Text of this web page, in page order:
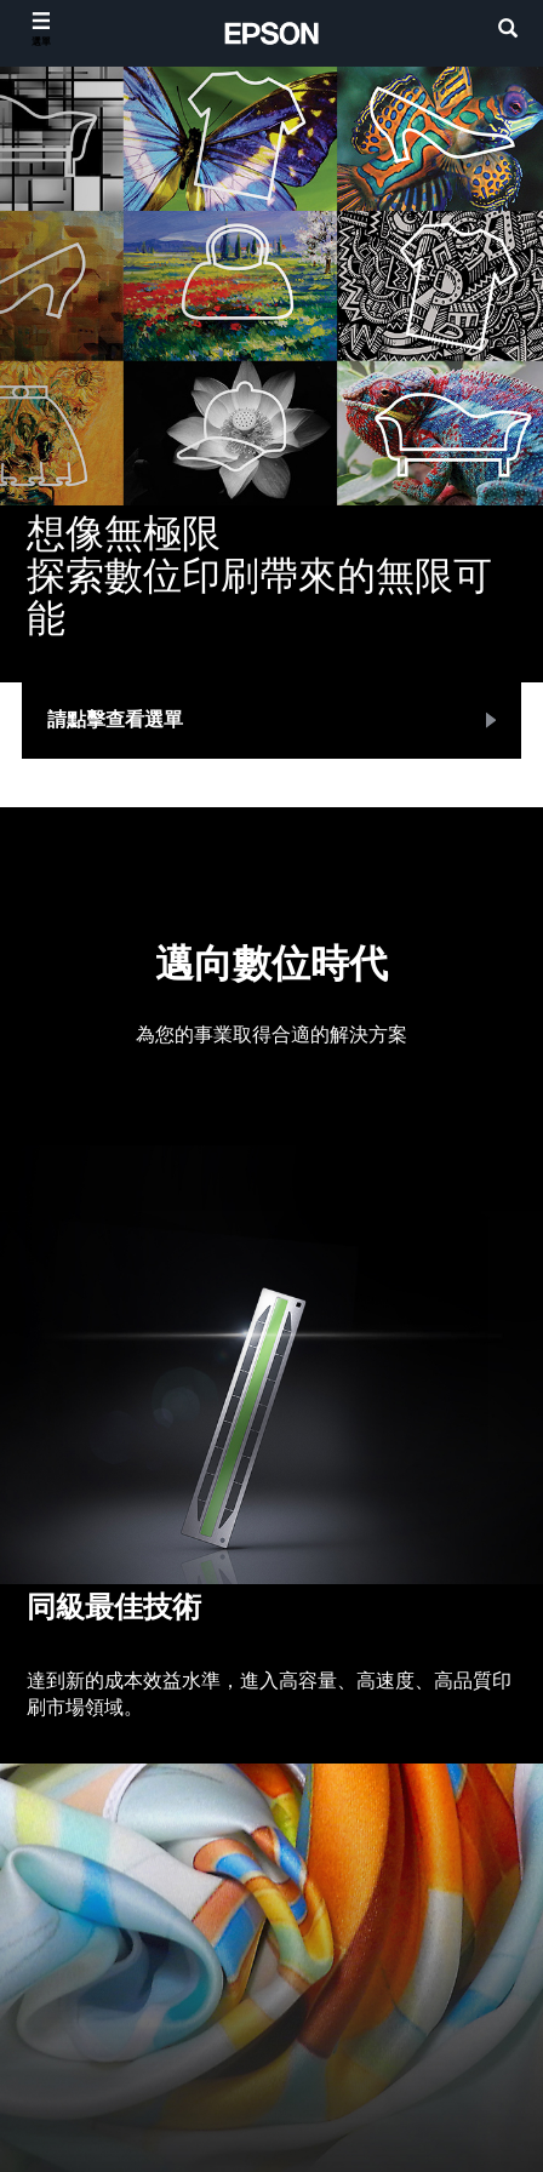
想像無極限
探索數位印刷帶來的無限可
能
請點擊查看選單
邁向數位時代
為您的事業取得合適的解決方案
同級最佳技術
達到新的成本效益水準，進入高容量、高速度、高品質印
刷市場領域。